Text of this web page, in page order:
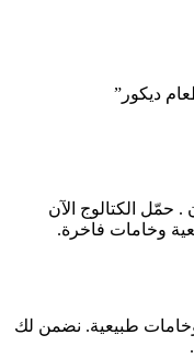
ديكور”
حمّل الكتالوج الآن
وخامات فاخرة.
طبيعية. نضمن لك